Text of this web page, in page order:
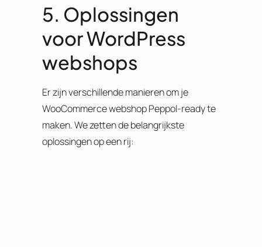
5. Oplossingen
voor WordPress
webshops
Er zijn verschillende manieren om je
WooCommerce webshop Peppol-ready te
maken. We zetten de belangrijkste
oplossingen op een rij: